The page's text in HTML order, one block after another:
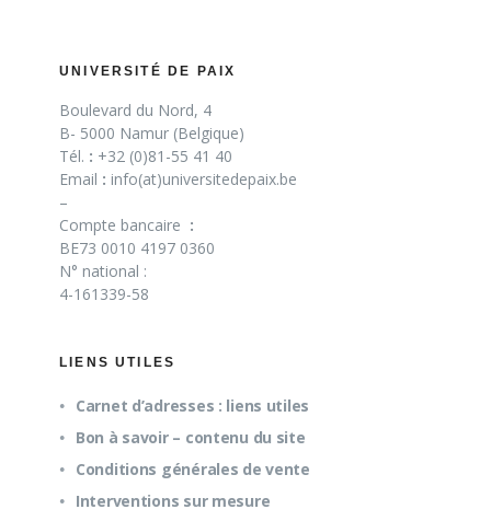
UNIVERSITÉ DE PAIX
Boulevard du Nord, 4
B- 5000 Namur (Belgique)
Tél. : +32 (0)81-55 41 40
Email : info(at)universitedepaix.be
–
Compte bancaire :
BE73 0010 4197 0360
N° national :
4-161339-58
LIENS UTILES
Carnet d’adresses : liens utiles
Bon à savoir – contenu du site
Conditions générales de vente
Interventions sur mesure